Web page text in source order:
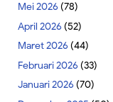
Mei 2026 (78)
April 2026 (52)
Maret 2026 (44)
Februari 2026 (33)
Januari 2026 (70)